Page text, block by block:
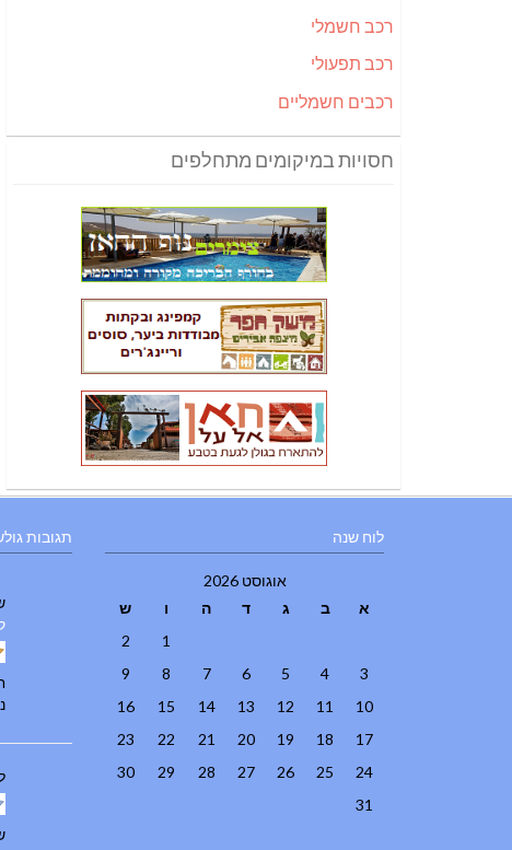
רכב חשמלי
רכב תפעולי
רכבים חשמליים
חסויות במיקומים מתחלפים
תגובות לוח שנה
אוגוסט 2026
א
ב ג ד ה ו
ש
1
2
3
4
5
6
7
8
9
10
11
12
13
14
15
16
17
18
19
20
21
22
23
24
25
26
27
28
29
30
31